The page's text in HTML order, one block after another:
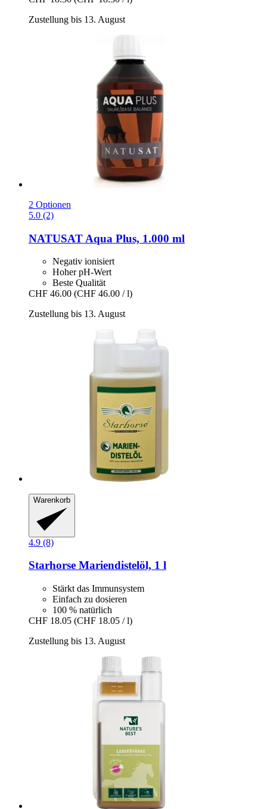
Zustellung bis 13. August
2 Optionen
5.0 (2)
NATUSAT Aqua Plus, 1.000 ml
Negativ ionisiert
Hoher pH-Wert
Beste Qualität
CHF 46.00 (CHF 46.00 / l)
Zustellung bis 13. August
Warenkorb
4.9 (8)
Starhorse Mariendistelöl, 1 l
Stärkt das Immunsystem
Einfach zu dosieren
100 % natürlich
CHF 18.05 (CHF 18.05 / l)
Zustellung bis 13. August